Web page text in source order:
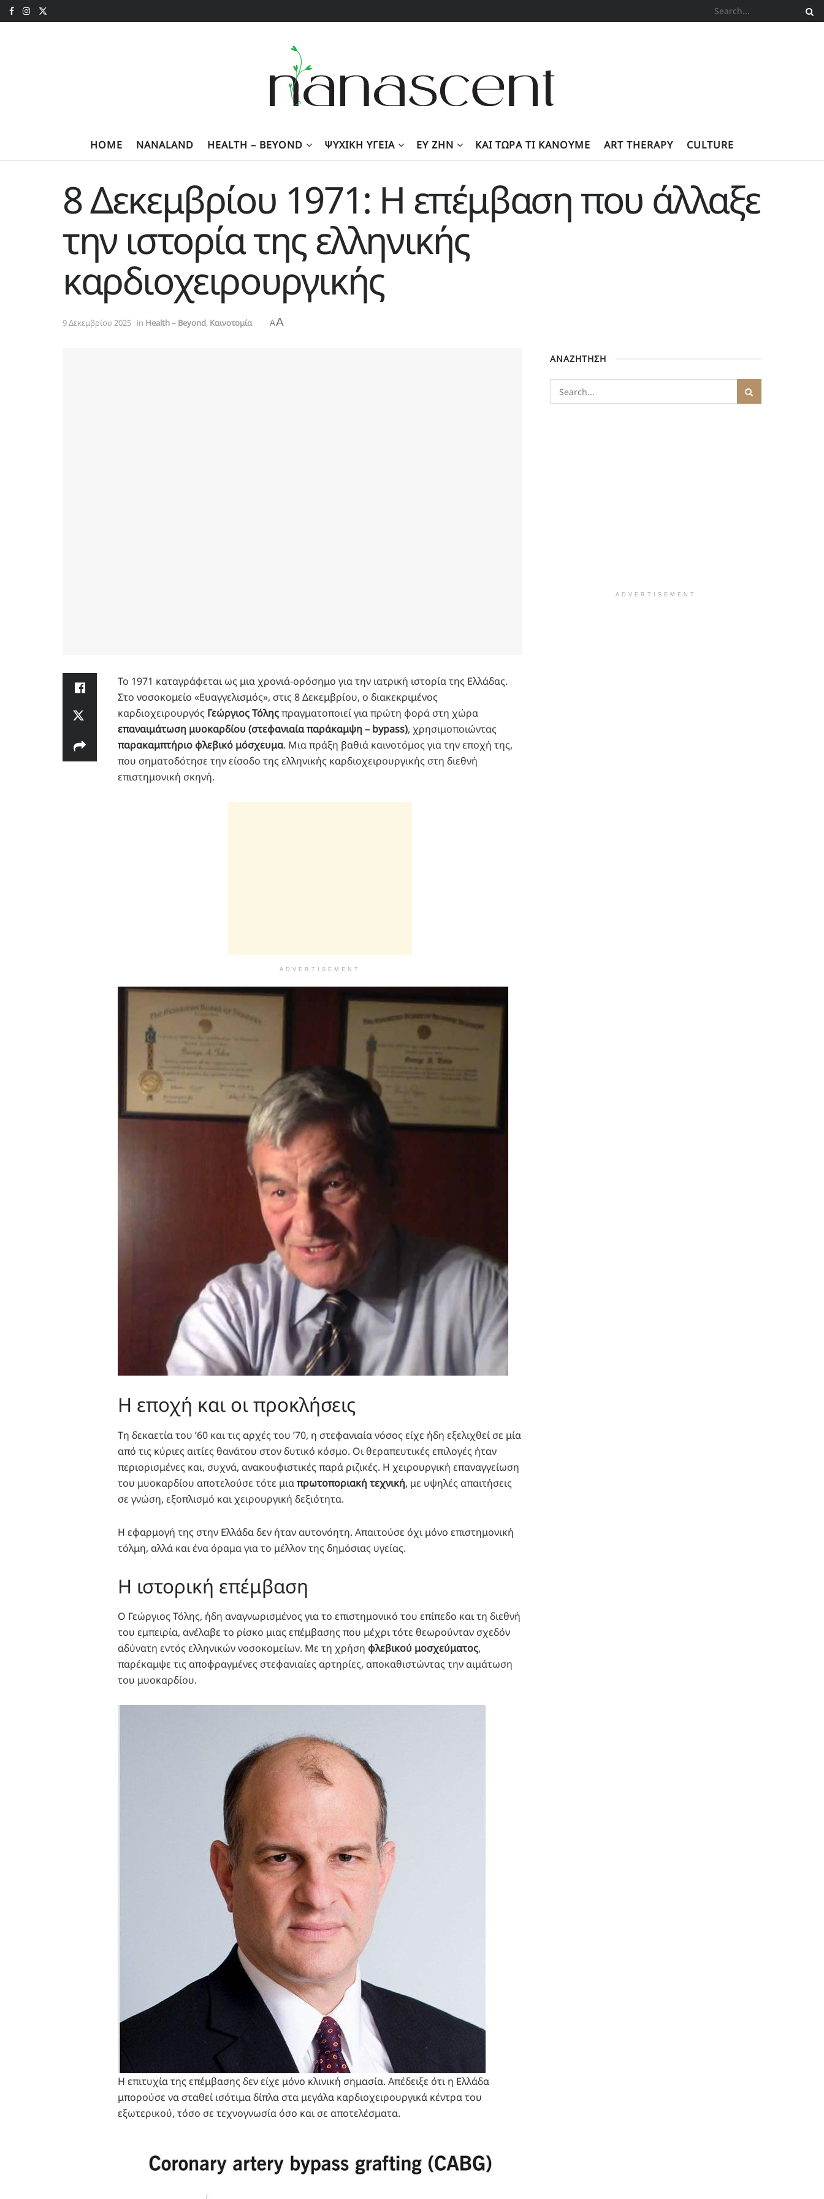
HOME NANALAND HEALTH – BEYOND ΨΥΧΙΚΉ ΥΓΕΊΑ ΕΥ ΖΗΝ KΑΙ ΤΏΡΑ ΤΙ ΚΆΝΟΥΜΕ ART THERAPY CULTURE
8 Δεκεμβρίου 1971: Η επέμβαση που άλλαξε
την ιστορία της ελληνικής
καρδιοχειρουργικής
9 Δεκεμβρίου 2025 in Health – Beyond, Καινοτομία AA
Το 1971 καταγράφεται ως μια χρονιά-ορόσημο για την ιατρική ιστορία της Ελλάδας.
Στο νοσοκομείο «Ευαγγελισμός», στις 8 Δεκεμβρίου, ο διακεκριμένος
καρδιοχειρουργός Γεώργιος Τόληςπραγματοποιεί για πρώτη φορά στη χώρα
επαναιμάτωση μυοκαρδίου (στεφανιαία παράκαμψη – bypass), χρησιμοποιώντας
παρακαμπτήριο φλεβικό μόσχευμα. Μια πράξη βαθιά καινοτόμος για την εποχή της,
που σηματοδότησε την είσοδο της ελληνικής καρδιοχειρουργικής στη διεθνή
επιστημονική σκηνή.
ADVERTISEMENT
Η εποχή και οι προκλήσεις
Τη δεκαετία του ’60 και τις αρχές του ’70, η στεφανιαία νόσος είχε ήδη εξελιχθεί σε μία
από τις κύριες αιτίες θανάτου στον δυτικό κόσμο. Οι θεραπευτικές επιλογές ήταν
περιορισμένες και, συχνά, ανακουφιστικές παρά ριζικές. Η χειρουργική επαναγγείωση
του μυοκαρδίου αποτελούσε τότε μιαπρωτοποριακή τεχνική, με υψηλές απαιτήσεις
σε γνώση, εξοπλισμό και χειρουργική δεξιότητα.
Η εφαρμογή της στην Ελλάδα δεν ήταν αυτονόητη. Απαιτούσε όχι μόνο επιστημονική
τόλμη, αλλά και ένα όραμα για το μέλλον της δημόσιας υγείας.
Η ιστορική επέμβαση
Ο Γεώργιος Τόλης, ήδη αναγνωρισμένος για το επιστημονικό του επίπεδο και τη διεθνή
του εμπειρία, ανέλαβε το ρίσκο μιας επέμβασης που μέχρι τότε θεωρούνταν σχεδόν
αδύνατη εντός ελληνικών νοσοκομείων. Με τη χρήση φλεβικού μοσχεύματος,
παρέκαμψε τις αποφραγμένες στεφανιαίες αρτηρίες, αποκαθιστώντας την αιμάτωση
του μυοκαρδίου.
Η επιτυχία της επέμβασης δεν είχε μόνο κλινική σημασία. Απέδειξε ότι η Ελλάδα
μπορούσε να σταθεί ισότιμα δίπλα στα μεγάλα καρδιοχειρουργικά κέντρα του
εξωτερικού, τόσο σε τεχνογνωσία όσο και σε αποτελέσματα.
ΑΝΑΖΗΤΗΣΗ
ADVERTISEMENT